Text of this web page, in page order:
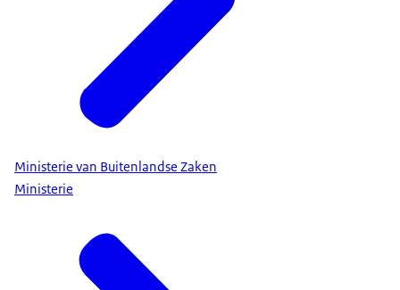
Ministerie van Buitenlandse Zaken
Ministerie